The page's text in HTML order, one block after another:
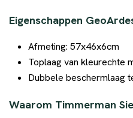
Eigenschappen
Afmeting: 57x46x6cm
Toplaag van kleurechte
Dubbele beschermlaag
Waarom Timmerman